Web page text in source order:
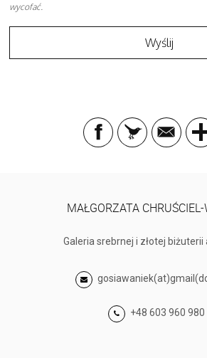
wycofać.
MAŁGORZATA
Galeria srebrnej i złotej biżuterii
+48 603 960 980